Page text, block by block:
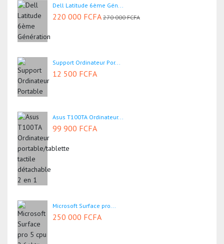
Dell Latitude 6ème Gén...
220 000 FCFA 270 000 FCFA
Support Ordinateur Por...
12 500 FCFA
Asus T100TA Ordinateur...
99 900 FCFA
Microsoft Surface pro...
250 000 FCFA